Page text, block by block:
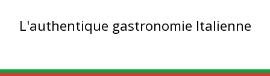
L'authentique gastronomie Italienne